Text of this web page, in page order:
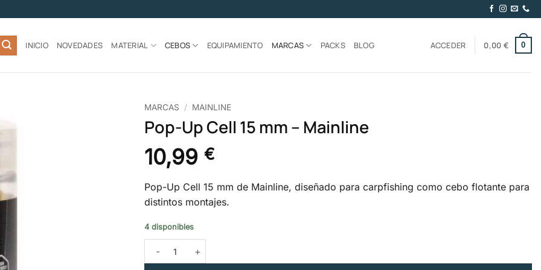
INICIO NOVEDADES MATERIAL CEBOS EQUIPAMIENTO MARCAS PACKS BLOG ACCEDER 0,00 € 0
MARCAS / MAINLINE
Pop-Up Cell 15 mm – Mainline
10,99 €
Pop-Up Cell 15 mm de Mainline, diseñado para carpfishing como cebo flotante para
distintos montajes.
4 disponibles